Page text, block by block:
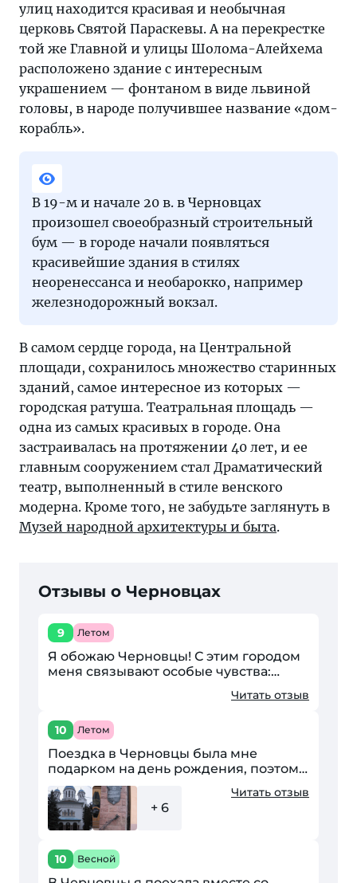
улиц находится красивая и необычная
церковь Святой Параскевы. А на перекрестке
той же Главной и улицы Шолома-Алейхема
расположено здание с интересным
украшением — фонтаном в виде львиной
головы, в народе получившее название «дом-
корабль».
В 19-м и начале 20 в. в Черновцах
произошел своеобразный строительный
бум — в городе начали появляться
красивейшие здания в стилях
неоренессанса и необарокко, например
железнодорожный вокзал.
В самом сердце города, на Центральной
площади, сохранилось множество старинных
зданий, самое интересное из которых —
городская ратуша. Театральная площадь —
одна из самых красивых в городе. Она
застраивалась на протяжении 40 лет, и ее
главным сооружением стал Драматический
театр, выполненный в стиле венского
модерна. Кроме того, не забудьте заглянуть в
Музей народной архитектуры и быта.
Отзывы о Черновцах
9 Летом
Я обожаю Черновцы! С этим городом
меня связывают особые чувства:
Они оба учились в ЧерновицкомЧитать отзыв
10 Летом
Поездка в Черновцы была мне
подарком на день рождения, поэтому
узнавала его в пасмурную, сырую
погоду. И это внесло свои нюансы в
восприятие. Невозможно...
+ 6
Читать отзыв
10 Весной